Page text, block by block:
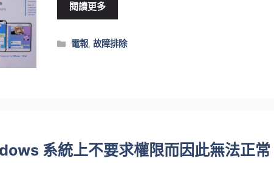
閱讀更多
類
電報,故障排除
系統上不要求權限而因此無法正常